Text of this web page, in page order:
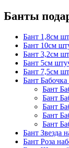
Банты
Бант 1,8см
Бант 10см
Бант 3,2см
Бант 5см
Бант 7,5см
Бант Бабочка
Бант
Бант
Бант
Бант
Бант
Бант Звезда
Бант Роза